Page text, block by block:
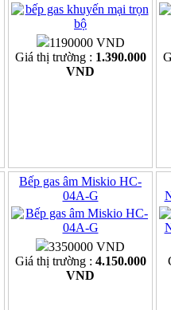
1190000 VND
Giá thị trường : 1.390.000
VND
Bếp gas âm Miskio HC-
04A-G
3350000 VND
Giá thị trường : 4.150.000
VND